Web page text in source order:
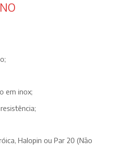
em inox;
Halopin ou Par 20 (Não